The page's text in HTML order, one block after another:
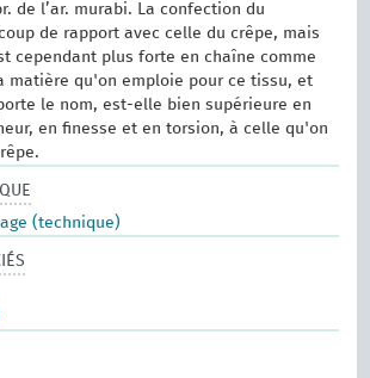
de l’ar. murabi. La confection du
de rapport avec celle du crêpe, mais
cependant plus forte en chaîne comme
matière qu'on emploie pour ce tissu, et
le nom, est-elle bien supérieure en
en finesse et en torsion, à celle qu'on
(technique)